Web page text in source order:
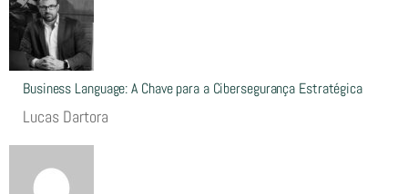
Business Language: A Chave para a Cibersegurança Estratégica
Lucas Dartora